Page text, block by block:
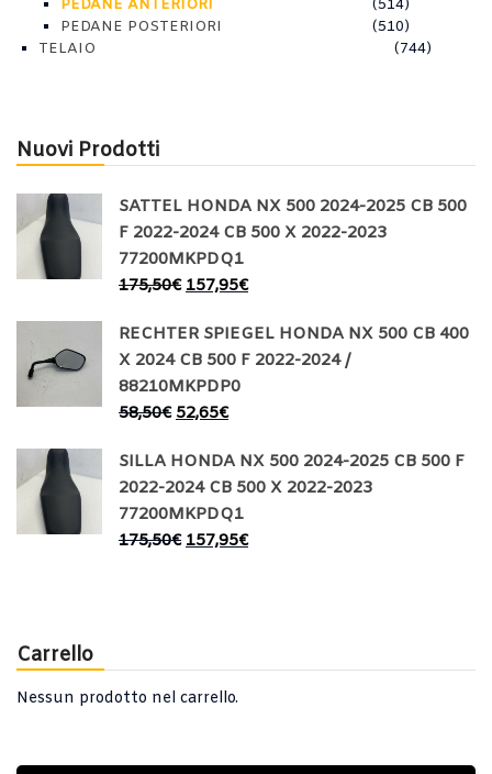
PEDANE ANTERIORI
(514)
PEDANE POSTERIORI
(510)
TELAIO
(744)
Nuovi Prodotti
SATTEL HONDA NX 500 2024-2025 CB 500
F 2022-2024 CB 500 X 2022-2023
77200MKPDQ1
175,50€ 157,95€
RECHTER SPIEGEL HONDA NX 500 CB 400
X 2024 CB 500 F 2022-2024 /
88210MKPDP0
58,50€ 52,65€
SILLA HONDA NX 500 2024-2025 CB 500 F
2022-2024 CB 500 X 2022-2023
77200MKPDQ1
175,50€ 157,95€
Carrello
Nessun prodotto nel carrello.